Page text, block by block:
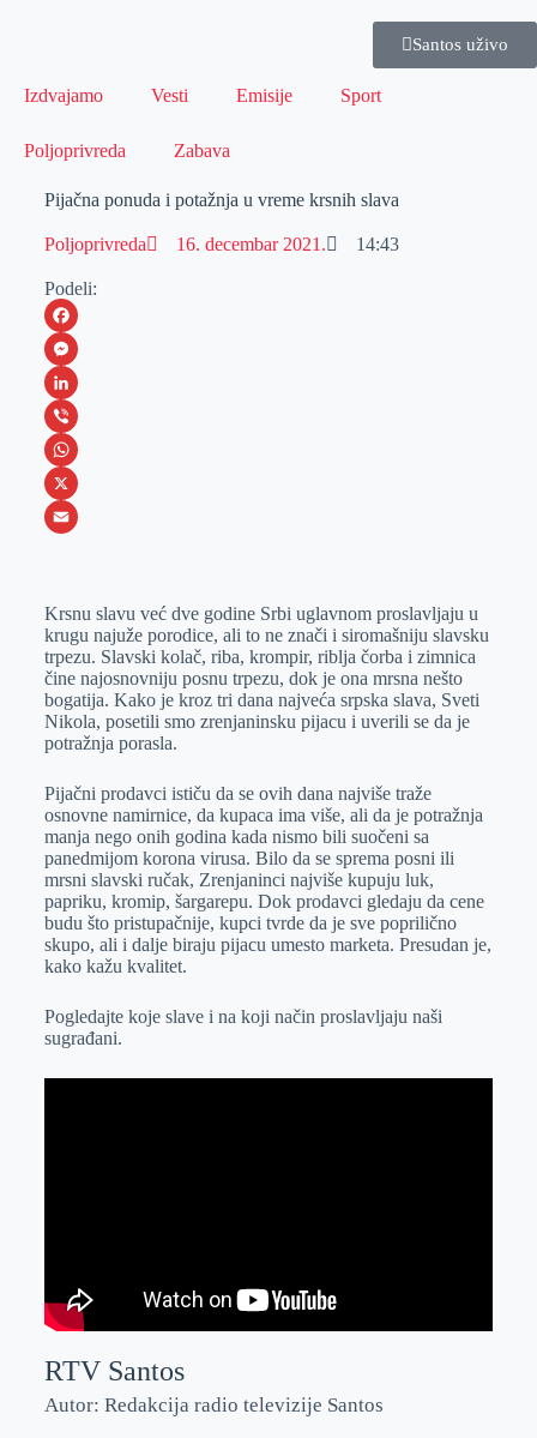
Santos uživo
Izdvajamo Vesti Emisije Sport
Poljoprivreda Zabava
Pijačna ponuda i potažnja u vreme krsnih slava
Poljoprivreda 16. decembar 2021. 14:43
Podeli:
F
a
c
e
b
o
M
e
s
s
e
e
r
L
i
n
k
I
n
V
i
b
W
h
s
A
p
p
X
a
i
l
Krsnu slavu već dve godine Srbi uglavnom proslavljaju u
krugu najuže porodice, ali to ne znači i siromašniju slavsku
trpezu. Slavski kolač, riba, krompir, riblja čorba i zimnica
čine najosnovniju posnu trpezu, dok je ona mrsna nešto
bogatija. Kako je kroz tri dana najveća srpska slava, Sveti
Nikola, posetili smo zrenjaninsku pijacu i uverili se da je
potražnja porasla.
Pijačni prodavci ističu da se ovih dana najviše traže
osnovne namirnice, da kupaca ima više, ali da je potražnja
manja nego onih godina kada nismo bili suočeni sa
panedmijom korona virusa. Bilo da se sprema posni ili
mrsni slavski ručak, Zrenjaninci najviše kupuju luk,
papriku, kromip, šargarepu. Dok prodavci gledaju da cene
budu što pristupačnije, kupci tvrde da je sve poprilično
skupo, ali i dalje biraju pijacu umesto marketa. Presudan je,
kako kažu kvalitet.
Pogledajte koje slave i na koji način proslavljaju naši
sugrađani.
RTV Santos
Autor: Redakcija radio televizije Santos